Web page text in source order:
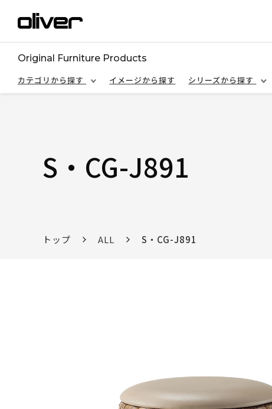
Original Furniture Products
カテゴリから探す
イメージから探す シリーズから探す
S・CG-J891
トップ ALL S・CG-J891